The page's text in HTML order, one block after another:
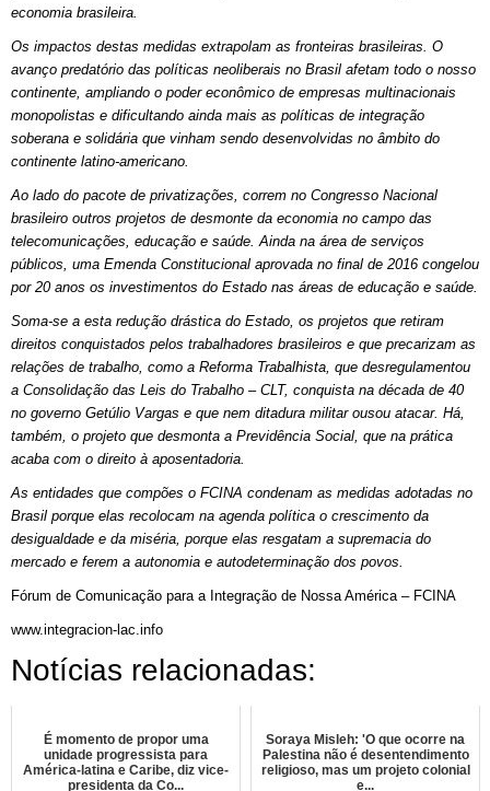
economia brasileira.
Os impactos destas medidas extrapolam as fronteiras brasileiras. O
avanço predatório das políticas neoliberais no Brasil afetam todo o nosso
continente, ampliando o poder econômico de empresas multinacionais
monopolistas e dificultando ainda mais as políticas de integração
soberana e solidária que vinham sendo desenvolvidas no âmbito do
continente latino-americano.
Ao lado do pacote de privatizações, correm no Congresso Nacional
brasileiro outros projetos de desmonte da economia no campo das
telecomunicações, educação e saúde. Ainda na área de serviços
públicos, uma Emenda Constitucional aprovada no final de 2016 congelou
por 20 anos os investimentos do Estado nas áreas de educação e saúde.
Soma-se a esta redução drástica do Estado, os projetos que retiram
direitos conquistados pelos trabalhadores brasileiros e que precarizam as
relações de trabalho, como a Reforma Trabalhista, que desregulamentou
a Consolidação das Leis do Trabalho – CLT, conquista na década de 40
no governo Getúlio Vargas e que nem ditadura militar ousou atacar. Há,
também, o projeto que desmonta a Previdência Social, que na prática
acaba com o direito à aposentadoria.
As entidades que compões o FCINA condenam as medidas adotadas no
Brasil porque elas recolocam na agenda política o crescimento da
desigualdade e da miséria, porque elas resgatam a supremacia do
mercado e ferem a autonomia e autodeterminação dos povos.
Fórum de Comunicação para a Integração de Nossa América – FCINA
www.integracion-lac.info
Notícias relacionadas:
É momento de propor uma
unidade progressista para
América-latina e Caribe, diz vice-
presidenta da Co...
Soraya Misleh: 'O que ocorre na
Palestina não é desentendimento
religioso, mas um projeto colonial
e...